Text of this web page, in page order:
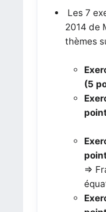
Les 7
2014 de
thèmes
(5
=>